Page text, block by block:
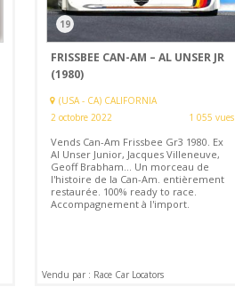
19
FRISSBEE CAN-AM – AL UNSER JR
(1980)
(USA - CA) CALIFORNIA
2 octobre 2022
1 055 vues
Vends Can-Am Frissbee Gr3 1980. Ex
Al Unser Junior, Jacques Villeneuve,
Geoff Brabham... Un morceau de
l'histoire de la Can-Am. entièrement
restaurée. 100% ready to race.
Accompagnement à l'import.
Vendu par : Race Car Locators